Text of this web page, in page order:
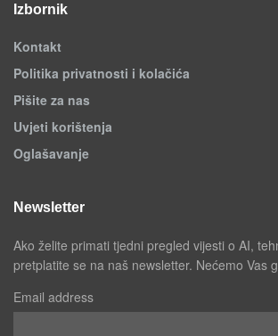
Izbornik
Kontakt
Politika privatnosti i kolačića
Pišite za nas
Uvjeti korištenja
Oglašavanje
Newsletter
Ako želite primati tjedni pregled vijesti o AI,
pretplatite se na naš newsletter. Nećemo Vas
Email address